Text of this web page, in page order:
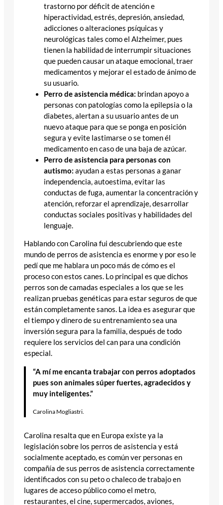
trastorno por déficit de atención e
hiperactividad, estrés, depresión, ansiedad,
adicciones o alteraciones psíquicas y
neurológicas tales como el Alzheimer, pues
tienen la habilidad de interrumpir situaciones
que pueden causar un ataque emocional, traer
medicamentos y mejorar el estado de ánimo de
su usuario.
Perro de asistencia médica: brindan apoyo a
personas con patologías como la epilepsia o la
diabetes, alertan a su usuario antes de un
nuevo ataque para que se ponga en posición
segura y evite lastimarse o se tomen él
medicamento en caso de una baja de azúcar.
Perro de asistencia para personas con
autismo: ayudan a estas personas a ganar
independencia, autoestima, evitar las
conductas de fuga, aumentar la concentración y
atención, reforzar el aprendizaje, desarrollar
conductas sociales positivas y habilidades del
lenguaje.
Hablando con Carolina fui descubriendo que este
mundo de perros de asistencia es enorme y por eso le
pedí que me hablara un poco más de cómo es el
proceso con estos canes. Lo principal es que dichos
perros son de camadas especiales a los que se les
realizan pruebas genéticas para estar seguros de que
están completamente sanos. La idea es asegurar que
el tiempo y dinero de su entrenamiento sea una
inversión segura para la familia, después de todo
requiere los servicios del can para una condición
especial.
“A mí me encanta trabajar con perros adoptados
pues son animales súper fuertes, agradecidos y
muy inteligentes.”
Carolina Mogliastri.
Carolina resalta que en Europa existe ya la
legislación sobre los perros de asistencia y está
socialmente aceptado, es común ver personas en
compañía de sus perros de asistencia correctamente
identificados con su peto o chaleco de trabajo en
lugares de acceso público como el metro,
restaurantes, el cine, supermercados, aviones,